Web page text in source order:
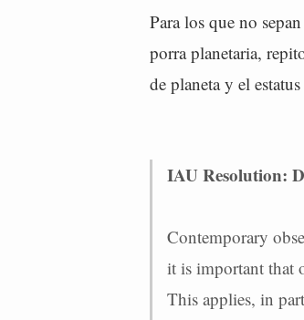
Para los que no
porra planetaria,
de planeta y el
IAU Resolution:
Contemporary
it is important that
This applies, in